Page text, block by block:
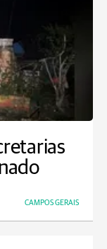
CAMPOS GERAIS